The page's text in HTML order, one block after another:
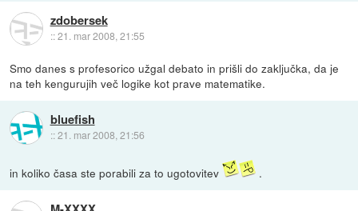
zdobersek
::21. mar 2008, 21:55
Smo danes s profesorico užgal debato in prišli do zaključka, da je
na teh kengurujih več logike kot prave matematike.
bluefish
::21. mar 2008, 21:56
in koliko časa ste porabili za to ugotovitev .